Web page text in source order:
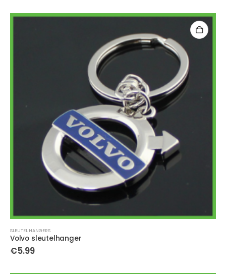
SLEUTEL HANGERS
Volvo sleutelhanger
€5.99